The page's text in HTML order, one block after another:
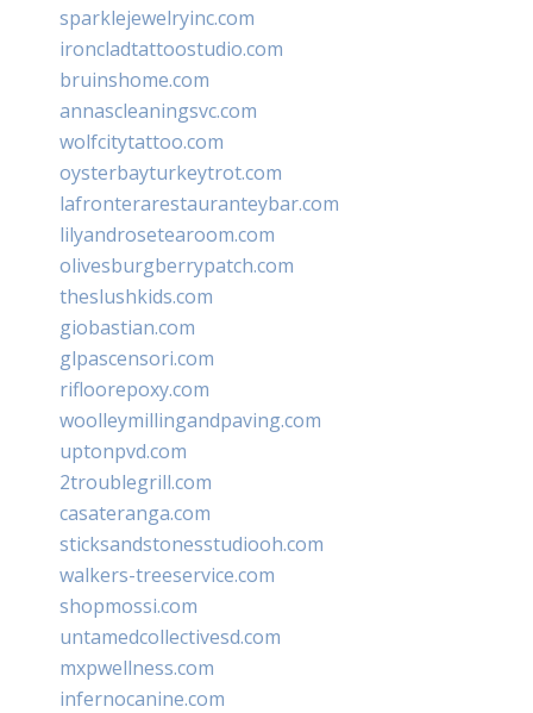
sparklejewelryinc.com
ironcladtattoostudio.com
bruinshome.com
annascleaningsvc.com
wolfcitytattoo.com
oysterbayturkeytrot.com
lafronterarestauranteybar.com
lilyandrosetearoom.com
olivesburgberrypatch.com
theslushkids.com
giobastian.com
glpascensori.com
rifloorepoxy.com
woolleymillingandpaving.com
uptonpvd.com
2troublegrill.com
casateranga.com
sticksandstonesstudiooh.com
walkers-treeservice.com
shopmossi.com
untamedcollectivesd.com
mxpwellness.com
infernocanine.com